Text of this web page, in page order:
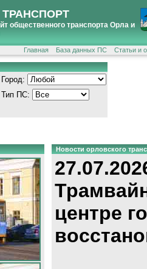
общественного транспорта Орла и
Главная База данных ПС Статьи и
Город:
Тип ПС:
Новости орловского
центре